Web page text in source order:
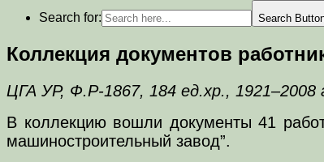
Search for:
Search
Коллекция документов
ЦГА УР, Ф.Р-1867, 184 ед.хр., 1921–2008
В коллекцию вошли документы 41
машиностроительный завод”.